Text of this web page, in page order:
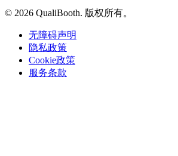
© 2026 QualiBooth. 版权所有。
无障碍声明
隐私政策
Cookie政策
服务条款